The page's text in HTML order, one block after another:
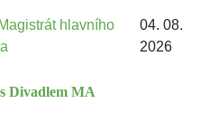
hlavního
04. 08.
2026
Divadlem MA